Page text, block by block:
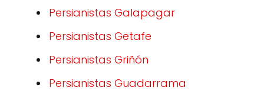
Persianistas Galapagar
Persianistas Getafe
Persianistas Griñón
Persianistas Guadarrama